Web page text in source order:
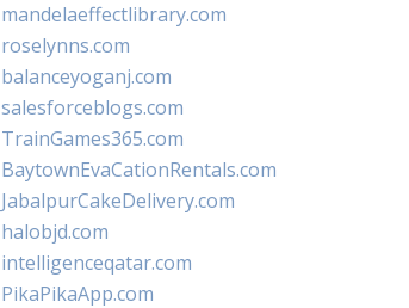
mandelaeffectlibrary.com
roselynns.com
balanceyoganj.com
salesforceblogs.com
TrainGames365.com
BaytownEvaCationRentals.com
JabalpurCakeDelivery.com
halobjd.com
intelligenceqatar.com
PikaPikaApp.com